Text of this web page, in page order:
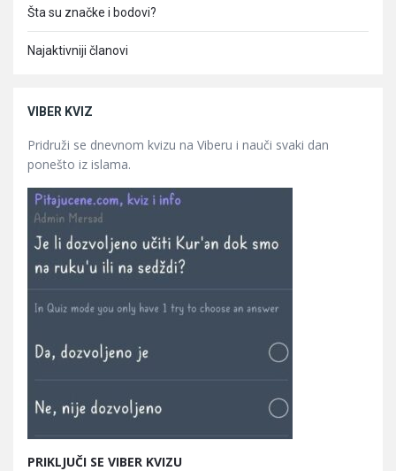
Šta su značke i bodovi?
Najaktivniji članovi
VIBER KVIZ
Pridruži se dnevnom kvizu na Viberu i nauči svaki dan
ponešto iz islama.
PRIKLJUČI SE VIBER KVIZU